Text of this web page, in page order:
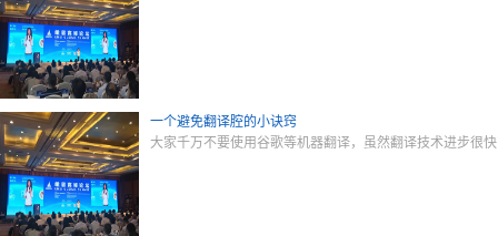
一个避免翻译腔的小诀窍
大家千万不要使用谷歌等机器翻译，虽然翻译技术进步很